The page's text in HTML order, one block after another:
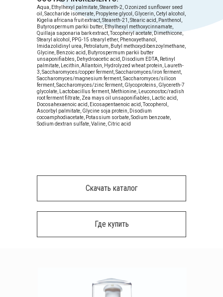
Где купить
Скачать каталог
Aqua, Ethylhexyl palmitate, Steareth-2, Ozonized sunflower seed
oil, Saccharide isomerate, Propylene glycol, Glycerin, Cetyl alcohol,
Kigelia africana fruit extract, Steareth-21, Stearic acid, Panthenol,
Butyrospermum parkii butter, Ethylhexyl methoxycinnamate,
Quillaja saponaria bark extract, Tocopheryl acetate, Dimethicone,
Stearyl alcohol, PPG-15 stearyl ether, Phenoxyethanol,
Imidazolidinyl urea, Petrolatum, Butyl methoxydibenzoylmethane,
Glycine, Benzoic acid, Butyrospermum parkii butter
unsaponifiables, Dehydroacetic acid, Disodium EDTA, Retinyl
palmitate, Lecithin, Allantoin, Hydrolyzed wheat protein, Laureth-
3, Saccharomyces/copper ferment, Saccharomyces/iron ferment,
Saccharomyces/magnesium ferment, Saccharomyces/silicon
ferment, Saccharomyces/zinc ferment, Glycoproteins, Glycereth-7
glycolate, Lactobacillus ferment, Methionine, Leuconostoc/radish
root ferment filtrate, Zea mays oil unsaponifiables, Lactic acid,
Docosahexaenoic acid, Eicosapentaenoic acid, Tocopherol,
Ascorbyl palmitate, Glycine soja protein, Disodium
cocoamphodiacetate, Potassium sorbate, Sodium benzoate,
Sodium dextran sulfate, Valine, Citric acid